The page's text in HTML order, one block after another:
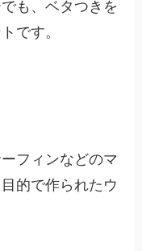
も、ベタつきを
です。
フィンなどのマ
的で作られたウ